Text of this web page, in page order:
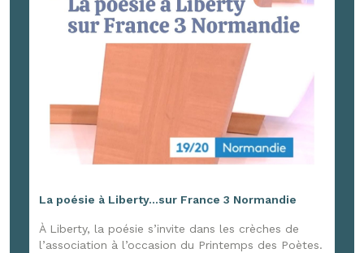
La poésie à Liberty...sur France 3 Normandie
À Liberty, la poésie s’invite dans les crèches de
l’association à l’occasion du Printemps des Poètes.